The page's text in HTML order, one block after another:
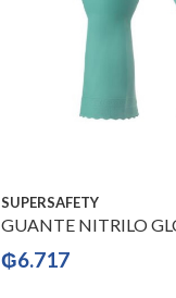
SUPERSAFETY
GUANTE NITRILO
₲6.717